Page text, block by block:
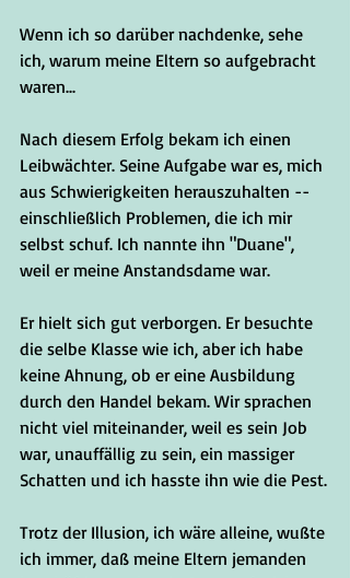
Wenn ich so darüber nachdenke, sehe
ich, warum meine Eltern so aufgebracht
waren...
Nach diesem Erfolg bekam ich einen
Leibwächter. Seine Aufgabe war es, mich
aus Schwierigkeiten herauszuhalten --
einschließlich Problemen, die ich mir
selbst schuf. Ich nannte ihn "Duane",
weil er meine Anstandsdame war.
Er hielt sich gut verborgen. Er besuchte
die selbe Klasse wie ich, aber ich habe
keine Ahnung, ob er eine Ausbildung
durch den Handel bekam. Wir sprachen
nicht viel miteinander, weil es sein Job
war, unauffällig zu sein, ein massiger
Schatten und ich hasste ihn wie die Pest.
Trotz der Illusion, ich wäre alleine, wußte
ich immer, daß meine Eltern jemanden